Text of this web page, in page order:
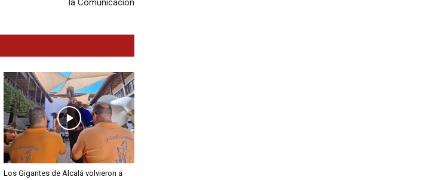
la Comunicación
Los Gigantes de Alcalá volvieron a